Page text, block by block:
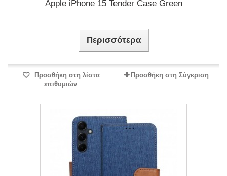
Apple iPhone 15 Tender Case Green
Περισσότερα
Προσθήκη στη λίστα
επιθυμιών
Προσθήκη στη Σύγκριση